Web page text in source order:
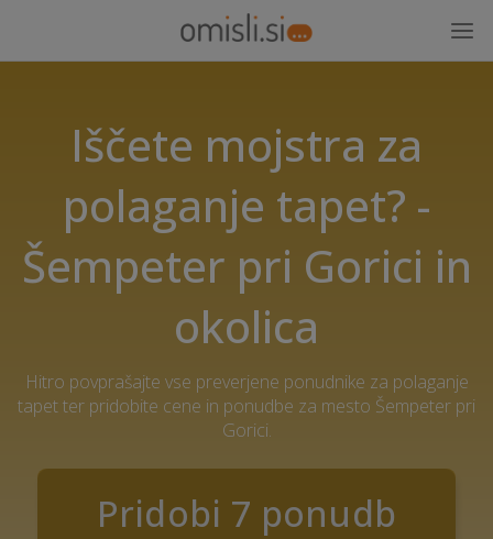
Iščete mojstra za
polaganje tapet? -
Šempeter pri Gorici in
okolica
Hitro povprašajte vse preverjene ponudnike za polaganje
tapet ter pridobite cene in ponudbe za mesto Šempeter pri
Gorici.
Pridobi 7 ponudb